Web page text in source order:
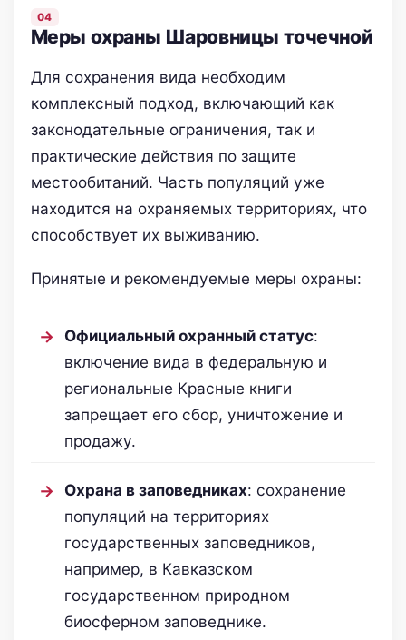
Меры охраны Шаровницы точечной
Для сохранения вида необходим
комплексный подход, включающий как
законодательные ограничения, так и
практические действия по защите
местообитаний. Часть популяций уже
находится на охраняемых территориях, что
способствует их выживанию.
Принятые и рекомендуемые меры охраны:
Официальный охранный статус:
включение вида в федеральную и
региональные Красные книги
запрещает его сбор, уничтожение и
продажу.
Охрана в заповедниках: сохранение
популяций на территориях
государственных заповедников,
например, в Кавказском
государственном природном
биосферном заповеднике.